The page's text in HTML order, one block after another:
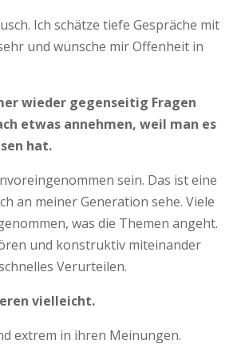
Ich schätze tiefe Gespräche mit
und wünsche mir Offenheit in
wieder gegenseitig Fragen
etwas annehmen, weil man es
hat.
sein. Das ist eine
an meiner Generation sehe. Viele
was die Themen angeht.
und konstruktiv miteinander
Verurteilen.
vielleicht.
extrem in ihren Meinungen.